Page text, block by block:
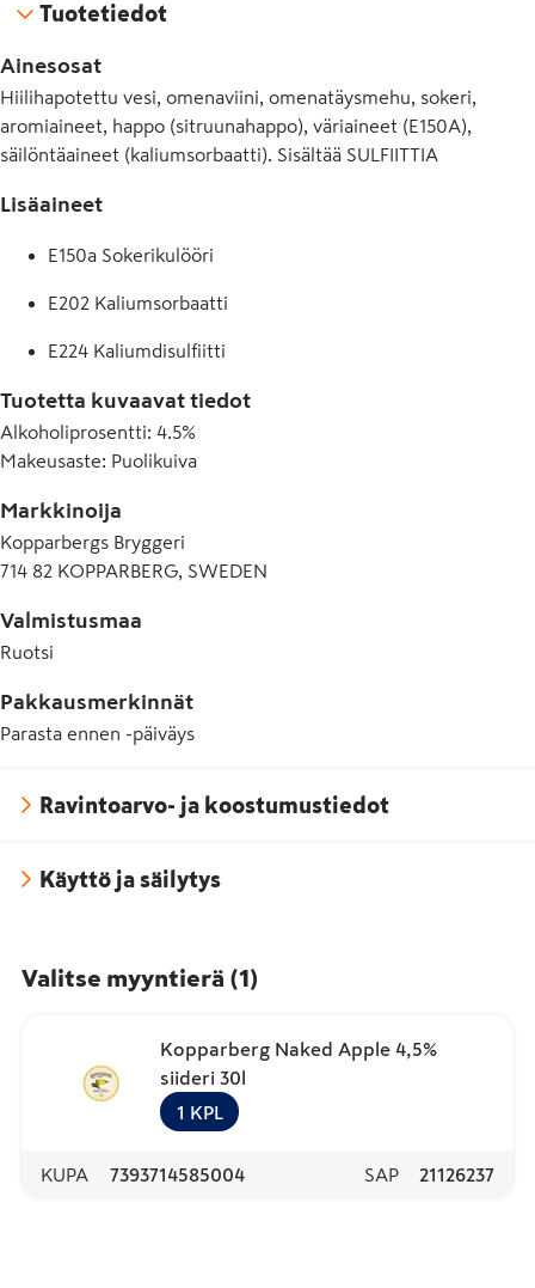
Tuotetiedot
Ainesosat
Hiilihapotettu vesi, omenaviini, omenatäysmehu, sokeri,
aromiaineet, happo (sitruunahappo), väriaineet (E150A),
säilöntäaineet (kaliumsorbaatti). Sisältää SULFIITTIA
Lisäaineet
E150a Sokerikulööri
E202 Kaliumsorbaatti
E224 Kaliumdisulfiitti
Tuotetta kuvaavat tiedot
Alkoholiprosentti: 4.5%
Makeusaste: Puolikuiva
Markkinoija
Kopparbergs Bryggeri
714 82 KOPPARBERG, SWEDEN
Valmistusmaa
Ruotsi
Pakkausmerkinnät
Parasta ennen -päiväys
Ravintoarvo- ja koostumustiedot
Käyttö ja säilytys
Valitse myyntierä (1 )
Kopparberg Naked Apple 4,5%
siideri 30l
1 KPL
KUPA 7393714585004 SAP 21126237